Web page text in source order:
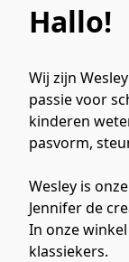
Hallo!
Wij zijn
passie voor
kinderen
pasvorm,
Wesley is
Jennifer de
In onze
klassiekers.